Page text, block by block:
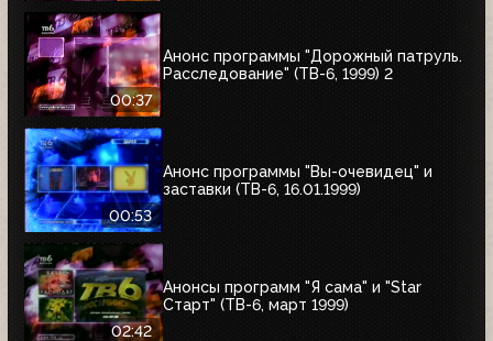
00:37
Анонс программы "Дорожный патруль.
Расследование" (ТВ-6, 1999) 2
00:53
Анонс программы "Вы-очевидец" и
заставки (ТВ-6, 16.01.1999)
02:42
Анонсы программ "Я сама" и "Star
Старт" (ТВ-6, март 1999)